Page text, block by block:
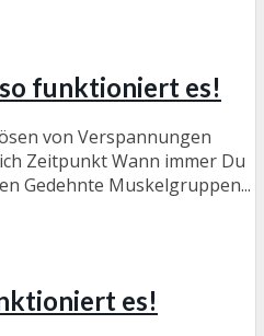
funktioniert es!
von Verspannungen
Zeitpunkt Wann immer Du
Gedehnte Muskelgruppen...
es!